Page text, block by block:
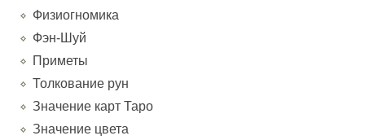
Физиогномика
Фэн-Шуй
Приметы
Толкование рун
Значение карт Таро
Значение цвета